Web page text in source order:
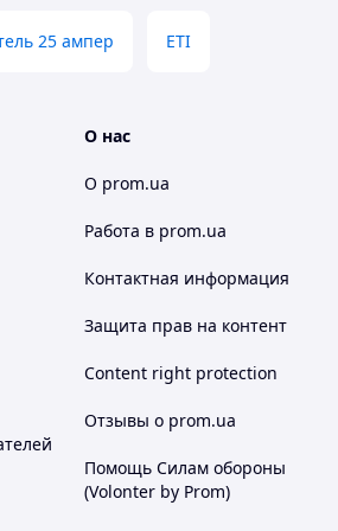
25 ампер ETI
О нас
О prom.ua
Работа в prom.ua
Контактная информация
Защита прав на контент
Content right protection
Отзывы о prom.ua
Помощь Силам обороны
(Volonter by Prom)